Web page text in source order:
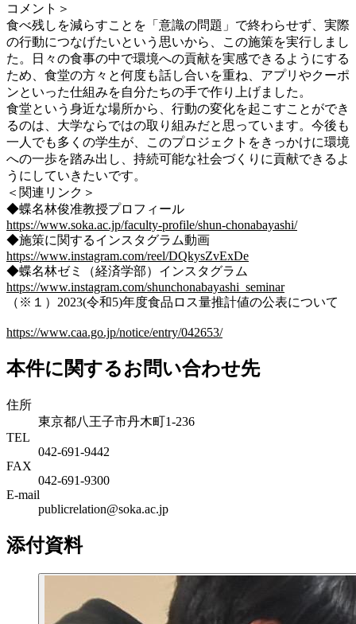
コメント＞
食べ残しを減らすことを「意識の問題」で終わらせず、実際
の行動につなげたいという思いから、この施策を実行しまし
た。日々の食事の中で環境への貢献を実感できるようにする
ため、食堂の方々と何度も話し合いを重ね、アプリやクーポ
ンといった仕組みを自分たちの手で作り上げました。
食堂という身近な場所から、行動の変化を起こすことができ
るのは、大学ならではの取り組みだと思っています。今後も
一人でも多くの学生が、このプロジェクトをきっかけに環境
への一歩を踏み出し、持続可能な社会づくりに貢献できるよ
うにしていきたいです。
＜関連リンク＞
◆蝶名林俊准教授プロフィール
https://www.soka.ac.jp/faculty-profile/shun-chonabayashi/
◆施策に関するインスタグラム動画
https://www.instagram.com/reel/DQkysZvExDe
◆蝶名林ゼミ（経済学部）インスタグラム
https://www.instagram.com/shunchonabayashi_seminar
（※１）2023(令和5)年度食品ロス量推計値の公表について
https://www.caa.go.jp/notice/entry/042653/
本件に関するお問い合わせ先
住所
東京都八王子市丹木町1-236
TEL
042-691-9442
FAX
042-691-9300
E-mail
publicrelation@soka.ac.jp
添付資料